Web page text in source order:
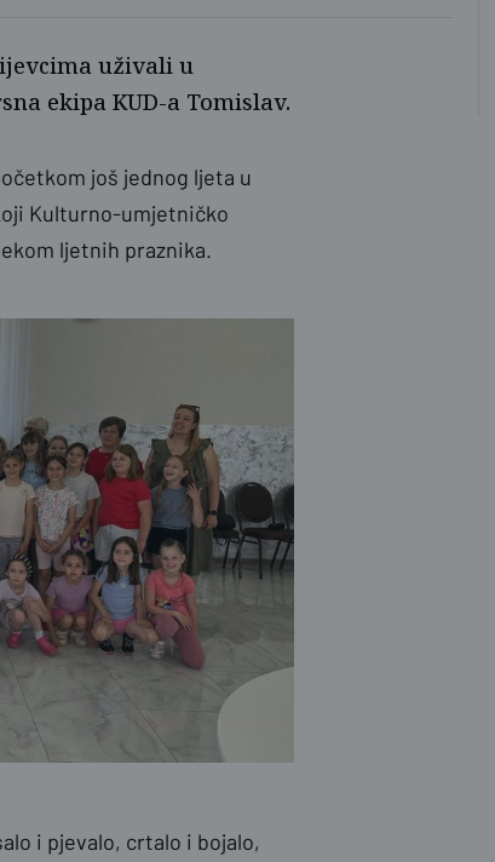
uživali u
ekipa KUD-a Tomislav.
još jednog ljeta u
Kulturno-umjetničko
ljetnih praznika.
i pjevalo, crtalo i bojalo,